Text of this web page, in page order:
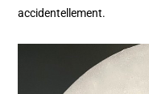
accidentellement.